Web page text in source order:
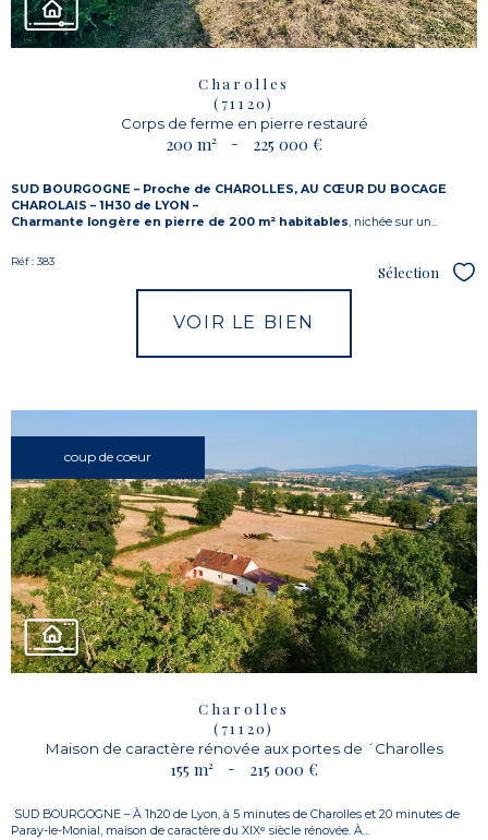
Charolles
(71120)
Corps de ferme en pierre restauré
200 m² - 225 000 €
SUD BOURGOGNE – Proche de CHAROLLES, AU CŒUR DU BOCAGE
CHAROLAIS – 1H30 de LYON –
Charmante longère en pierre de 200 m² habitables, nichée sur un...
Réf : 383
Sélection
VOIR LE BIEN
coup de coeur
Charolles
(71120)
Maison de caractère rénovée aux portes de ´Charolles
155 m² - 215 000 €
SUD BOURGOGNE – À 1h20 de Lyon, à 5 minutes de Charolles et 20 minutes de
Paray-le-Monial, maison de caractère du XIXᵉ siècle rénovée. À...